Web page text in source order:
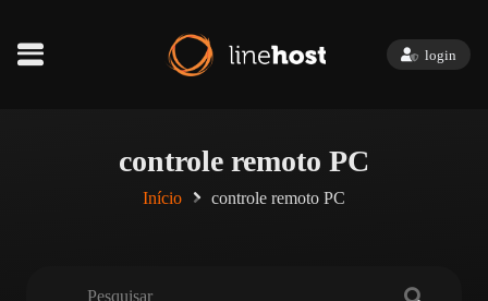
login
controle remoto PC
Início controle remoto PC